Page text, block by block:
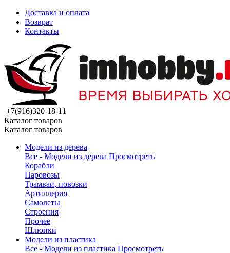
Доставка и оплата
Возврат
Контакты
+7(916)320-18-11
Каталог товаров
Каталог товаров
Модели из дерева
Все - Модели из дерева Просмотреть
Корабли
Паровозы
Трамваи, повозки
Артиллерия
Самолеты
Строения
Прочее
Шлюпки
Модели из пластика
Все - Модели из пластика Просмотреть